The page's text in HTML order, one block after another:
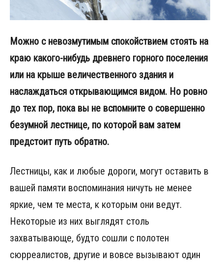
Можно с невозмутимым спокойствием стоять на
краю какого-нибудь древнего горного поселения
или на крыше величественного здания и
наслаждаться открывающимся видом. Но ровно
до тех пор, пока вы не вспомните о совершенно
безумной лестнице, по которой вам затем
предстоит путь обратно.
Лестницы, как и любые дороги, могут оставить в
вашей памяти воспоминания ничуть не менее
яркие, чем те места, к которым они ведут.
Некоторые из них выглядят столь
захватывающе, будто сошли с полотен
сюрреалистов, другие и вовсе вызывают один